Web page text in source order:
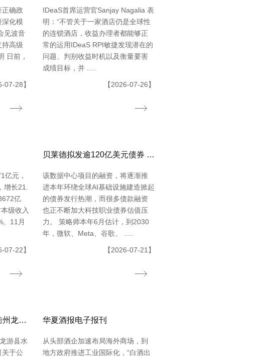
正确政
深化模
见波音
持高级
日前，
07-28】
IDeaS首席运营官Sanjay Nagalia 表
明：“不管关于一家酒店仍是全球性
的连锁酒店，收益办理者都能够正
常的运用IDeaS RPI敏捷发现潜在的
问题、判别收益时机以及衡量要害
成绩目标，并 .....
【2026-07-26】
亿元，
长21.
亿
级收入
。11月
07-22】
贝莱德拟发逾120亿美元债券 为Meta得州数据中心供给融资
该数据中心项目的融资，将逐渐推
进本年环绕全球AI基础设施建造掀起
的债券发行热潮，而很多债款融资
也正不断加大科技职业债券估值压
力。 策略师本年6月估计，到2030
年，微软、Meta、谷歌、 .....
【2026-07-21】
浙江国企招聘-2026年衢州龙游县水务集团有限公司下属子公司关于公开招聘合同制员工16人的公告
游县水
关于公
华夏酒报电子报刊
从头部酒企加速布局海外商场，到
地方政府推进工业国际化，“白酒出